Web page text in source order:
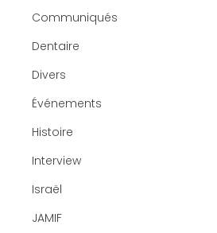
Communiqués
Dentaire
Divers
Événements
Histoire
Interview
Israël
JAMIF